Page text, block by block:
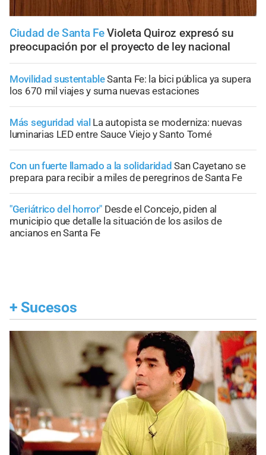
Ciudad de Santa Fe Violeta Quiroz expresó su
preocupación por el proyecto de ley nacional
Movilidad sustentableSanta Fe: la bici pública ya supera
los 670 mil viajes y suma nuevas estaciones
Más seguridad vial La autopista se moderniza: nuevas
luminarias LED entre Sauce Viejo y Santo Tomé
Con un fuerte llamado a la solidaridad San Cayetano se
prepara para recibir a miles de peregrinos de Santa Fe
"Geriátrico del horror" Desde el Concejo, piden al
municipio que detalle la situación de los asilos de
ancianos en Santa Fe
+ Sucesos